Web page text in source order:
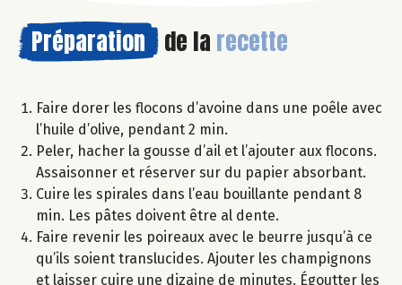
Préparation de la recette
Faire dorer les flocons d’avoine dans une poêle avec
l’huile d’olive, pendant 2 min.
Peler, hacher la gousse d’ail et l’ajouter aux flocons.
Assaisonner et réserver sur du papier absorbant.
Cuire les spirales dans l’eau bouillante pendant 8
min. Les pâtes doivent être al dente.
Faire revenir les poireaux avec le beurre jusqu’à ce
qu’ils soient translucides. Ajouter les champignons
et laisser cuire une dizaine de minutes. Égoutter les